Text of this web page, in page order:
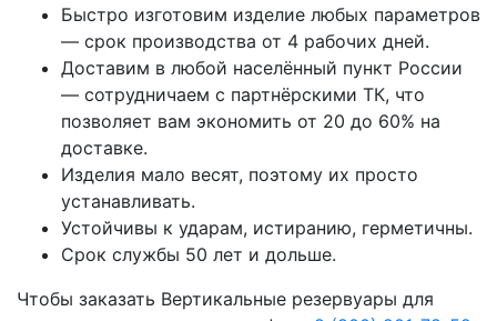
Быстро изготовим изделие любых параметров
— срок производства от 4 рабочих дней.
Доставим в любой населённый пункт России
— сотрудничаем с партнёрскими ТК, что
позволяет вам экономить от 20 до 60% на
доставке.
Изделия мало весят, поэтому их просто
устанавливать.
Устойчивы к ударам, истиранию, герметичны.
Срок службы 50 лет и дольше.
Чтобы заказать Вертикальные резервуары для